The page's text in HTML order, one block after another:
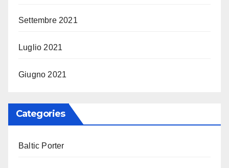
Settembre 2021
Luglio 2021
Giugno 2021
Categories
Baltic Porter